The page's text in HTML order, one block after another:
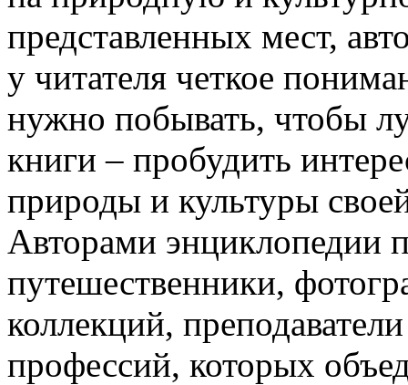
представленных мест,
у читателя четкое
нужно побывать, чтобы
книги – пробудить
природы и культуры
Авторами энциклопедии
путешественники,
коллекций,
профессий, которых